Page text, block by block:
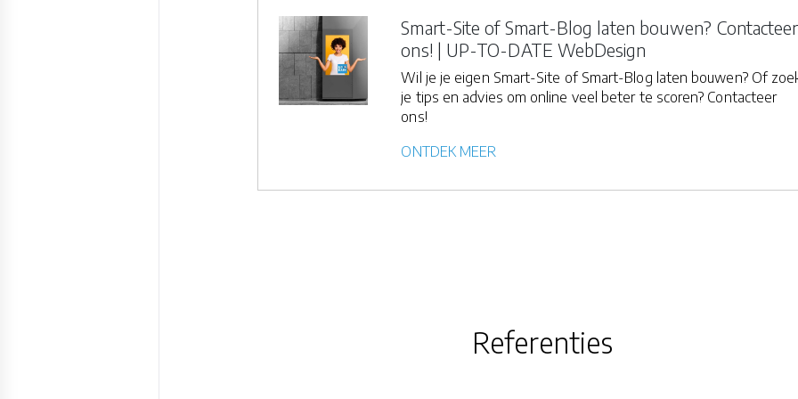
Smart-Site of Smart-Blog laten bouwen? Contacteer
ons! | UP-TO-DATE WebDesign
Wil je je eigen Smart-Site of Smart-Blog laten bouwen? Of
je tips en advies om online veel beter te scoren? Contacteer
ons!
ONTDEK MEER
Referenties